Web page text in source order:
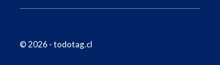
© 2026 - todotag.cl